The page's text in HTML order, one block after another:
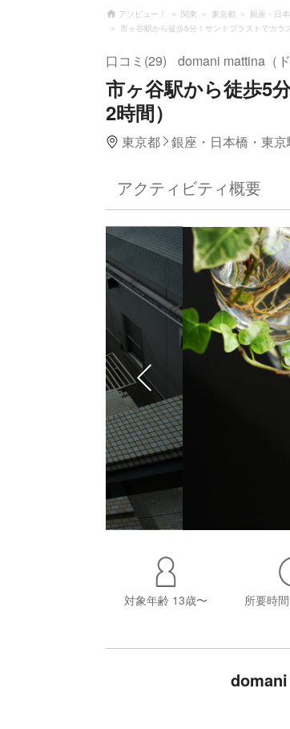
アソビュー！ 関東 東京都 銀座・日
市ヶ谷駅から徒歩5分！サンドブラストでガラ
口コミ(29) domani mattina（
市ヶ谷駅から徒歩5
2時間）
東京都 銀座・日本橋・東京
アクティビティ概要
対象年齢 13歳〜 所要時間
domani